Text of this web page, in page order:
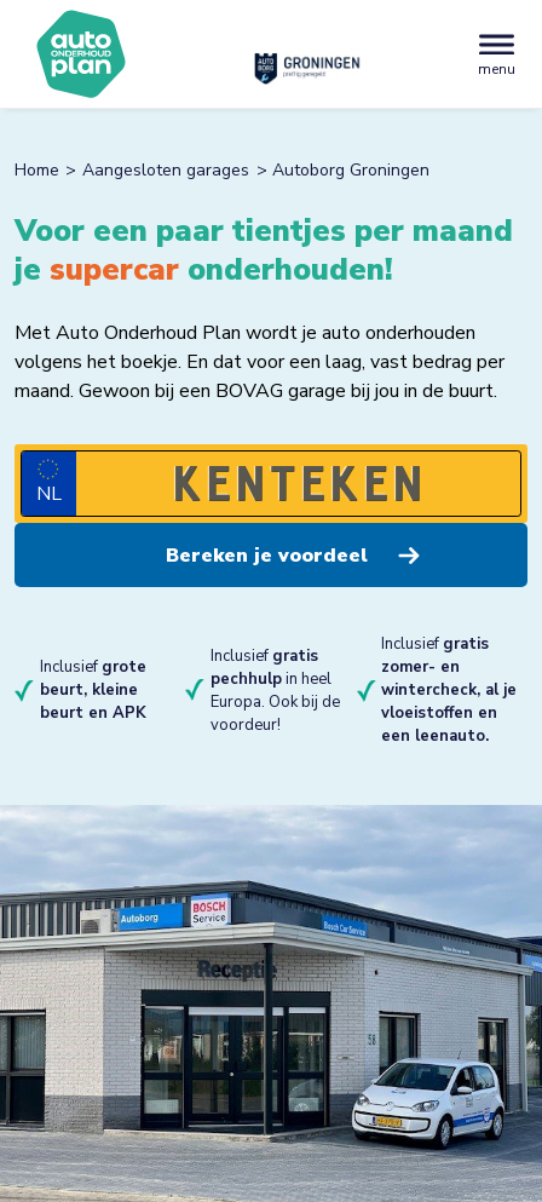
menu
Home Aangesloten garages Autoborg Groningen
Voor een paar tientjes per maand
je supercar onderhouden!
Met Auto Onderhoud Plan wordt je auto onderhouden
volgens het boekje. En dat voor een laag, vast bedrag per
maand. Gewoon bij een BOVAG garage bij jou in de buurt.
NL
Inclusief grote
beurt, kleine
beurt en APK
Inclusief gratis
pechhulpin heel
Europa. Ook bij de
voordeur!
Inclusief gratis
zomer- en
wintercheck, al je
vloeistoffen en
een leenauto.